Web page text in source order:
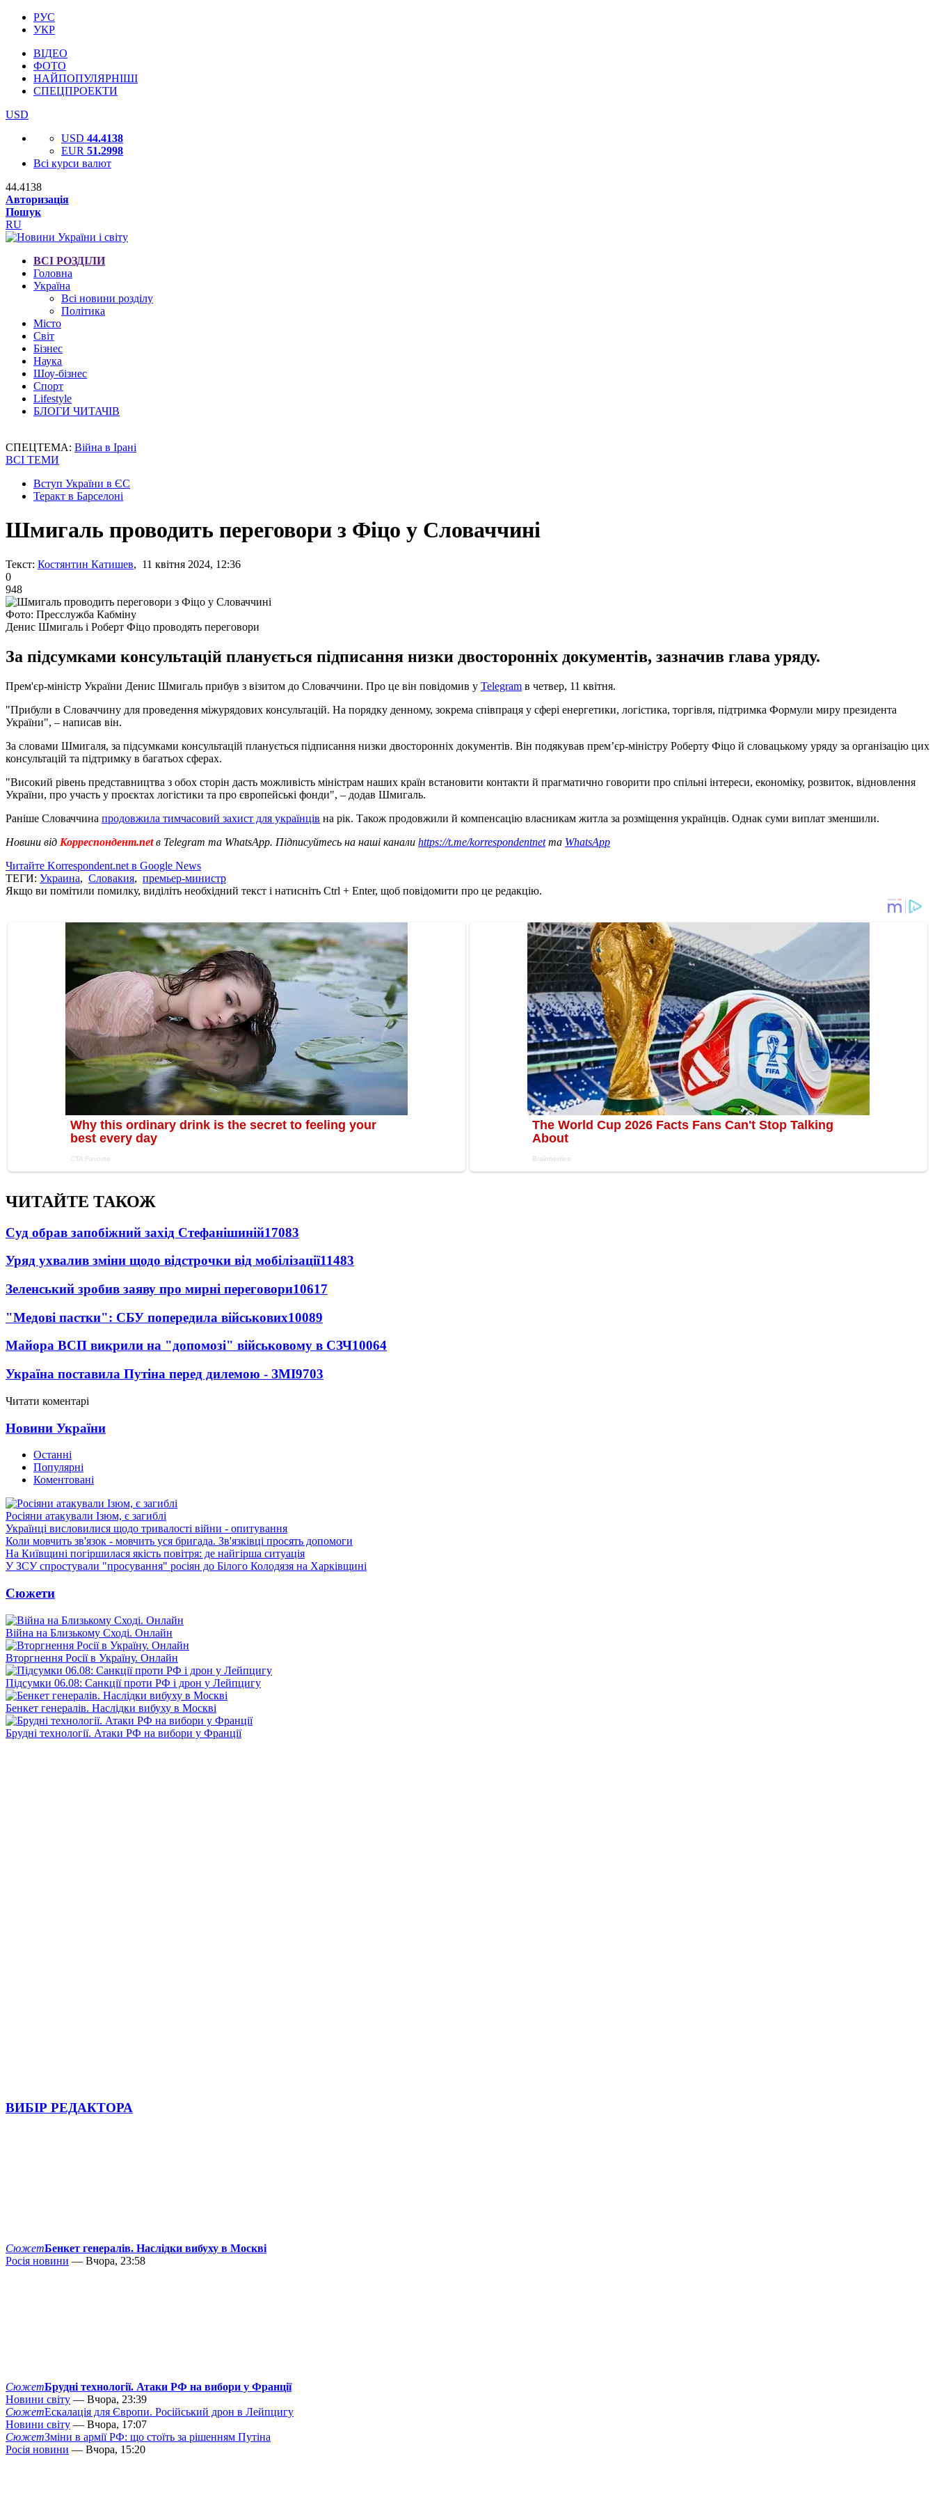
РУС
УКР
ВІДЕО
ФОТО
НАЙПОПУЛЯРНІШІ
СПЕЦПРОЕКТИ
USD
USD 44.4138
EUR 51.2998
Всі курси валют
44.4138
Авторизація
Пошук
RU
ВСІ РОЗДІЛИ
Головна
Україна
Всі новини розділу
Політика
Місто
Світ
Бізнес
Наука
Шоу-бізнес
Спорт
Lifestyle
БЛОГИ ЧИТАЧІВ
СПЕЦТЕМА: Війна в Ірані
ВСІ ТЕМИ
Вступ України в ЄС
Теракт в Барселоні
Шмигаль проводить переговори з Фіцо у Словаччині
Текст: Костянтин Катишев, 11 квітня 2024, 12:36
0
948
Фото: Пресслужба Кабміну
Денис Шмигаль і Роберт Фіцо проводять переговори
За підсумками консультацій планується підписання низки двосторонніх документів, зазначив глава уряду.
Прем'єр-міністр України Денис Шмигаль прибув з візитом до Словаччини. Про це він повідомив у Telegram в четвер, 11 квітня.
"Прибули в Словаччину для проведення міжурядових консультацій. На порядку денному, зокрема співпраця у сфері енергетики, логістика, торгівля, підтримка Формули миру президента
України", – написав він.
За словами Шмигаля, за підсумками консультацій планується підписання низки двосторонніх документів. Він подякував прем’єр-міністру Роберту Фіцо й словацькому уряду за організацію цих
консультацій та підтримку в багатьох сферах.
"Високий рівень представництва з обох сторін дасть можливість міністрам наших країн встановити контакти й прагматично говорити про спільні інтереси, економіку, розвиток, відновлення
України, про участь у проєктах логістики та про європейські фонди", – додав Шмигаль.
Раніше Словаччина продовжила тимчасовий захист для українців на рік. Також продовжили й компенсацію власникам житла за розміщення українців. Однак суми виплат зменшили.
Новини від Корреспондент.netв Telegram та WhatsApp. Підписуйтесь на наші канали https://t.me/korrespondentnetта WhatsApp
Читайте Korrespondent.net в Google News
ТЕГИ: Украина, Словакия, премьер-министр
Якщо ви помітили помилку, виділіть необхідний текст і натисніть Ctrl + Enter, щоб повідомити про це редакцію.
ЧИТАЙТЕ ТАКОЖ
Суд обрав запобіжний захід Стефанішиній17083
Уряд ухвалив зміни щодо відстрочки від мобілізації11483
Зеленський зробив заяву про мирні переговори10617
"Медові пастки": СБУ попередила військових10089
Майора ВСП викрили на "допомозі" військовому в СЗЧ10064
Україна поставила Путіна перед дилемою - ЗМІ9703
Читати коментарі
Новини України
Останні
Популярні
Коментовані
Росіяни атакували Ізюм, є загиблі
Українці висловилися щодо тривалості війни - опитування
Коли мовчить зв'язок - мовчить уся бригада. Зв'язківці просять допомоги
На Київщині погіршилася якість повітря: де найгірша ситуація
У ЗСУ спростували "просування" росіян до Білого Колодязя на Харківщині
Сюжети
Війна на Близькому Сході. Онлайн
Вторгнення Росії в Україну. Онлайн
Підсумки 06.08: Санкції проти РФ і дрон у Лейпцигу
Бенкет генералів. Наслідки вибуху в Москві
Брудні технології. Атаки РФ на вибори у Франції
ВИБІР РЕДАКТОРА
СюжетБенкет генералів. Наслідки вибуху в Москві
Росія новини — Вчора, 23:58
СюжетБрудні технології. Атаки РФ на вибори у Франції
Новини світу — Вчора, 23:39
СюжетЕскалація для Європи. Російський дрон в Лейпцигу
Новини світу — Вчора, 17:07
СюжетЗміни в армії РФ: що стоїть за рішенням Путіна
Росія новини — Вчора, 15:20